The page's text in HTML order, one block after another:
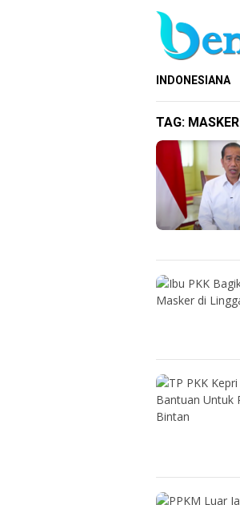
INDONESIANA
TAG: MASKER